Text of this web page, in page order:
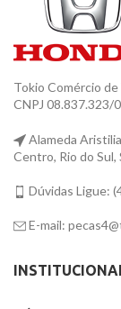
Tokio Comércio
CNPJ 08.837.323/
Alameda
Centro, Rio do Sul,
Dúvidas Ligue:
E-mail: